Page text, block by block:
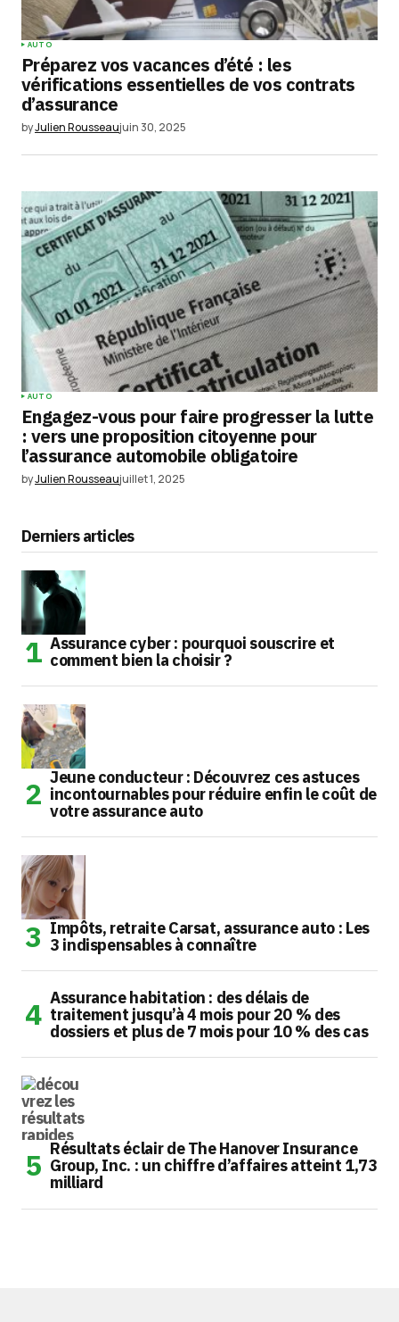
AUTO
Préparez vos vacances d’été : les
vérifications essentielles de vos contrats
d’assurance
byJulien Rousseaujuin 30, 2025
AUTO
Engagez-vous pour faire progresser la lutte
: vers une proposition citoyenne pour
l’assurance automobile obligatoire
byJulien Rousseaujuillet 1, 2025
Derniers articles
Assurance cyber : pourquoi souscrire et
comment bien la choisir ?
Jeune conducteur : Découvrez ces astuces
incontournables pour réduire enfin le coût de
votre assurance auto
Impôts, retraite Carsat, assurance auto : Les
3 indispensables à connaître
Assurance habitation : des délais de
traitement jusqu’à 4 mois pour 20 % des
dossiers et plus de 7 mois pour 10 % des cas
Résultats éclair de The Hanover Insurance
Group, Inc. : un chiffre d’affaires atteint 1,73
milliard